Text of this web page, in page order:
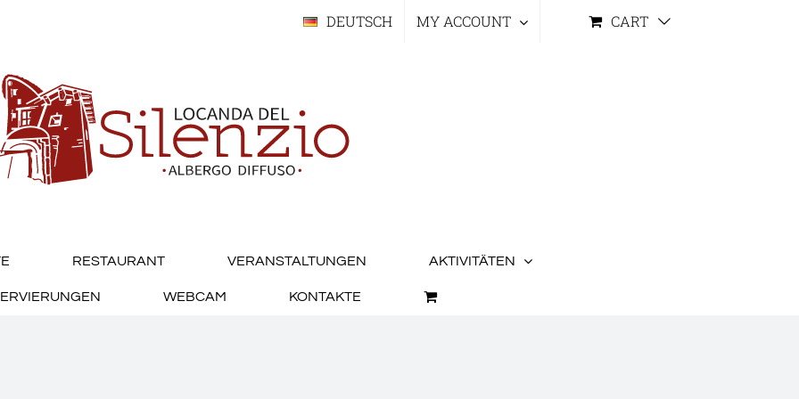
DEUTSCH MY ACCOUNT CART
RESTAURANT VERANSTALTUNGEN AKTIVITÄTEN
WEBCAM KONTAKTE